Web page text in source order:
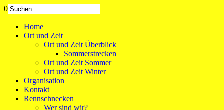
0
Home
Ort und Zeit
Ort und Zeit Überblick
Sommerstrecken
Ort und Zeit Sommer
Ort und Zeit Winter
Organisation
Kontakt
Rennschnecken
Wer sind wir?